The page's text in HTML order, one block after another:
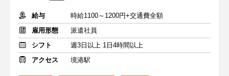
給与
時給1100～1200円+交通費全額
雇用形態
派遣社員
シフト
週3日以上 1日4時間以上
アクセス
境港駅